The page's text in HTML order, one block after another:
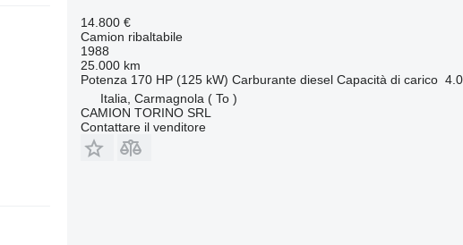
14.800 €
Camion ribaltabile
1988
25.000 km
Potenza 170 HP (125 kW) Carburante diesel Capacità di carico
Italia, Carmagnola ( To )
CAMION TORINO SRL
Contattare il venditore